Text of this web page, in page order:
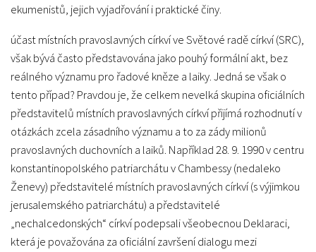
ekumenistů, jejich vyjadřování i praktické činy.
účast místních pravoslavných církví ve Světové radě církví (SRC),
však bývá často představována jako pouhý formální akt, bez
reálného významu pro řadové kněze a laiky. Jedná se však o
tento případ? Pravdou je, že celkem nevelká skupina oficiálních
představitelů místních pravoslavných církví přijímá rozhodnutí v
otázkách zcela zásadního významu a to za zády milionů
pravoslavných duchovních a laiků. Například 28. 9. 1990 v centru
konstantinopolského patriarchátu v Chambessy (nedaleko
Ženevy) představitelé místních pravoslavných církví (s výjimkou
jerusalemského patriarchátu) a představitelé
„nechalcedonských“ církví podepsali všeobecnou Deklaraci,
která je považována za oficiální završení dialogu mezi